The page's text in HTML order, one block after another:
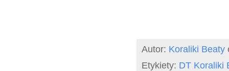
Autor: Koraliki Beaty
Etykiety: DT Koraliki